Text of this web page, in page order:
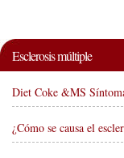
Esclerosis múltiple
Diet Coke &MS
¿Cómo se causa el